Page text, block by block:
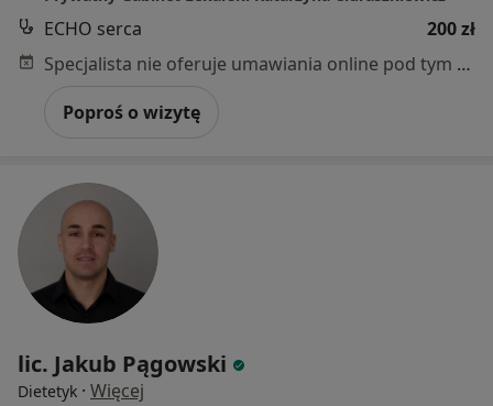
ECHO serca
200 zł
Specjalista nie oferuje umawiania online pod tym adresem.
Poproś o wizytę
lic. Jakub Pągowski
Dietetyk · Więcej